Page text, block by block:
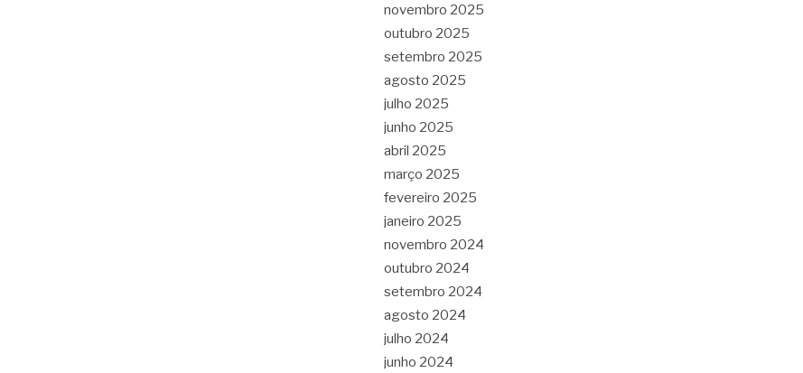
novembro 2025
outubro 2025
setembro 2025
agosto 2025
julho 2025
junho 2025
abril 2025
março 2025
fevereiro 2025
janeiro 2025
novembro 2024
outubro 2024
setembro 2024
agosto 2024
julho 2024
junho 2024